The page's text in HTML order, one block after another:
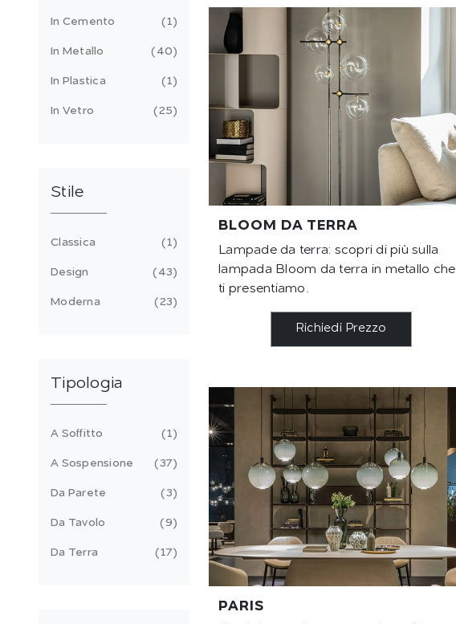
BLOOM DA TERRA
Lampade da terra: scopri di più sulla
lampada Bloom da terra in metallo che
ti presentiamo.
Richiedi Prezzo
PARIS
In Cemento 1
In Metallo 40
In Plastica 1
In Vetro 25
Stile
Classica 1
Design 43
Moderna 23
Tipologia
A Soffitto 1
A Sospensione 37
Da Parete 3
Da Tavolo 9
Da Terra 17